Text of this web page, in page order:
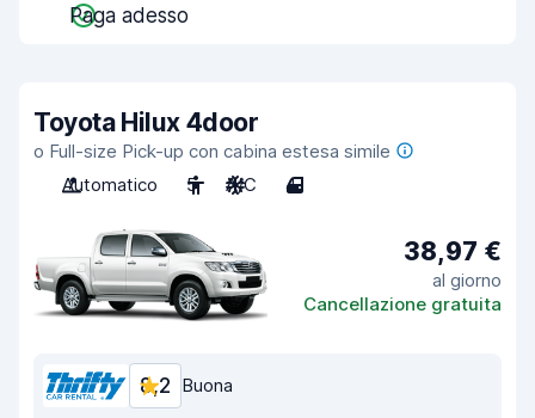
Paga adesso
Toyota Hilux 4door
o Full-size Pick-up con cabina estesa simile
Automatico
5 A/C 4
38,97 €
al giorno
Cancellazione gratuita
8,2 Buona